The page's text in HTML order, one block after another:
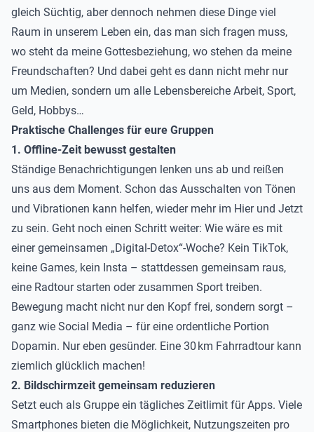
gleich Süchtig, aber dennoch nehmen diese Dinge viel
Raum in unserem Leben ein, das man sich fragen muss,
wo steht da meine Gottesbeziehung, wo stehen da meine
Freundschaften? Und dabei geht es dann nicht mehr nur
um Medien, sondern um alle Lebensbereiche Arbeit, Sport,
Geld, Hobbys…
Praktische Challenges für eure Gruppen
1. Offline-Zeit bewusst gestalten
Ständige Benachrichtigungen lenken uns ab und reißen
uns aus dem Moment. Schon das Ausschalten von Tönen
und Vibrationen kann helfen, wieder mehr im Hier und Jetzt
zu sein. Geht noch einen Schritt weiter: Wie wäre es mit
einer gemeinsamen „Digital-Detox“-Woche? Kein TikTok,
keine Games, kein Insta – stattdessen gemeinsam raus,
eine Radtour starten oder zusammen Sport treiben.
Bewegung macht nicht nur den Kopf frei, sondern sorgt –
ganz wie Social Media – für eine ordentliche Portion
Dopamin. Nur eben gesünder. Eine 30 km Fahrradtour kann
ziemlich glücklich machen!
2. Bildschirmzeit gemeinsam reduzieren
Setzt euch als Gruppe ein tägliches Zeitlimit für Apps. Viele
Smartphones bieten die Möglichkeit, Nutzungszeiten pro